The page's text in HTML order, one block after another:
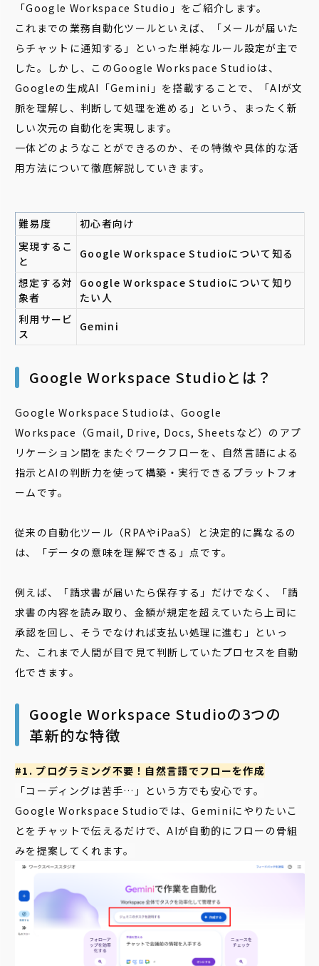
「Google Workspace Studio」をご紹介します。
これまでの業務自動化ツールといえば、「メールが届いた
らチャットに通知する」といった単純なルール設定が主で
した。しかし、このGoogle Workspace Studioは、
Googleの生成AI「Gemini」を搭載することで、「AIが文
脈を理解し、判断して処理を進める」という、まったく新
しい次元の自動化を実現します。
一体どのようなことができるのか、その特徴や具体的な活
用方法について徹底解説していきます。
難易度
初心者向け
実現するこ
と
Google Workspace Studioについて知る
想定する対
象者
Google Workspace Studioについて知り
たい人
利用サービ
ス
Gemini
Google Workspace Studioとは？
Google Workspace Studioは、Google
Workspace（Gmail, Drive, Docs, Sheetsなど）のアプ
リケーション間をまたぐワークフローを、自然言語による
指示とAIの判断力を使って構築・実行できるプラットフォ
ームです。
従来の自動化ツール（RPAやiPaaS）と決定的に異なるの
は、「データの意味を理解できる」点です。
例えば、「請求書が届いたら保存する」だけでなく、「請
求書の内容を読み取り、金額が規定を超えていたら上司に
承認を回し、そうでなければ支払い処理に進む」といっ
た、これまで人間が目で見て判断していたプロセスを自動
化できます。
Google Workspace Studioの3つの
革新的な特徴
#1. プログラミング不要！自然言語でフローを作成
「コーディングは苦手…」という方でも安心です。
Google Workspace Studioでは、Geminiにやりたいこ
とをチャットで伝えるだけで、AIが自動的にフローの骨組
みを提案してくれます。